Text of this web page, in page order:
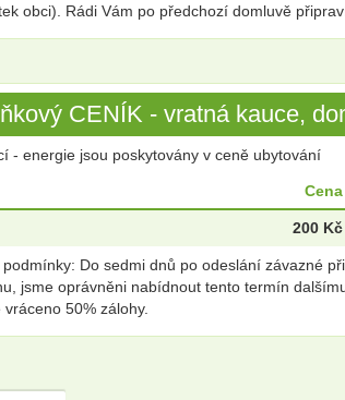
obci). Rádi Vám po předchozí domluvě
CENÍK - vratná kauce,
- energie jsou poskytovány v ceně ubytování
Cena
200 Kč
podmínky: Do sedmi dnů po odeslání závazné
jsme oprávněni nabídnout tento termín
50% zálohy.